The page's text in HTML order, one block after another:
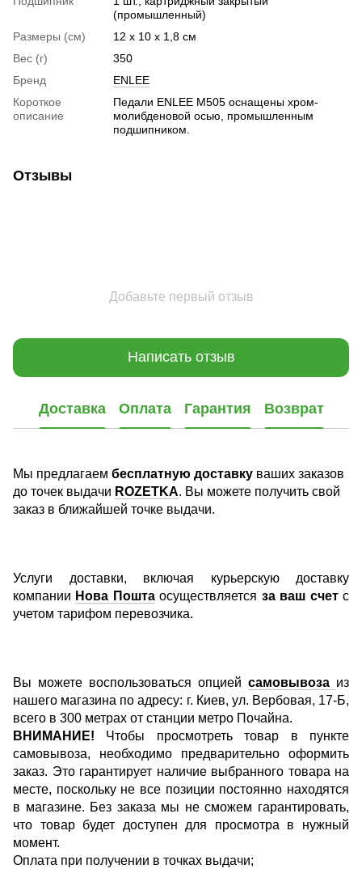
(промышленный)
Размеры (см)
12 x 10 x 1,8 см
Вес (г)
350
Бренд
ENLEE
Короткое
описание
Педали ENLEE M505 оснащены хром-
молибденовой осью, промышленным
подшипником.
Отзывы
Добавьте первый отзыв
Написать отзыв
Доставка Оплата Гарантия Возврат
Мы предлагаем бесплатную доставку ваших заказов
до точек выдачи ROZETKA. Вы можете получить свой
заказ в ближайшей точке выдачи.
Услуги доставки, включая курьерскую доставку
компании Нова Поштаосуществляется за ваш счетс
учетом тарифом перевозчика.
Вы можете воспользоваться опцией самовывоза из
нашего магазина по адресу: г. Киев, ул. Вербовая, 17-Б,
всего в 300 метрах от станции метро Почайна.
ВНИМАНИЕ! Чтобы просмотреть товар в пункте
самовывоза, необходимо предварительно оформить
заказ. Это гарантирует наличие выбранного товара на
месте, поскольку не все позиции постоянно находятся
в магазине. Без заказа мы не сможем гарантировать,
что товар будет доступен для просмотра в нужный
момент.
Оплата при получении в точках выдачи;